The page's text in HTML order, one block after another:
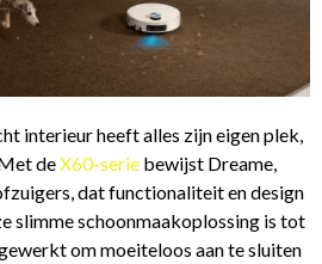
interieur heeft alles zijn eigen plek,
deX60-serie bewijst Dreame,
dat functionaliteit en design
slimme schoonmaakoplossing is tot
om moeiteloos aan te sluiten